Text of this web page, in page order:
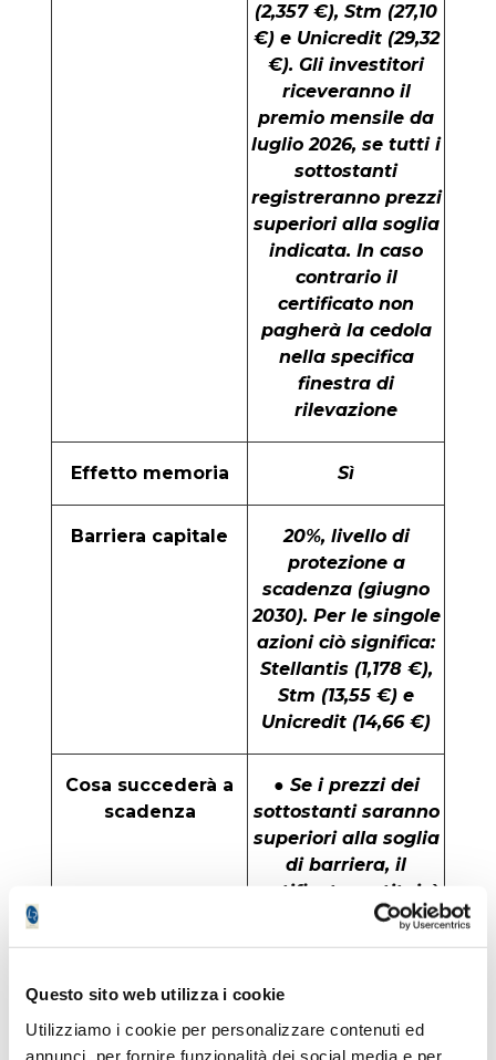
Questo sito web utilizza i cookie
Utilizziamo i cookie per personalizzare contenuti ed
annunci, per fornire funzionalità dei social media e per
(2,357 €), Stm (27,10
€) e Unicredit (29,32
€). Gli investitori
riceveranno il
premio mensile da
luglio 2026, se tutti i
sottostanti
registreranno prezzi
superiori alla soglia
indicata. In caso
contrario il
certificato non
pagherà la cedola
nella specifica
finestra di
rilevazione
Effetto memoria Sì
Barriera capitale
20%, livello di
protezione a
scadenza (giugno
2030). Per le singole
azioni ciò significa:
Stellantis (1,178 €),
Stm (13,55 €) e
Unicredit (14,66 €)
Cosa succederà a
scadenza
● Se i prezzi dei
sottostanti saranno
superiori alla soglia
di barriera, il
certificato restituirà
il valore nominale di
1.000 Eur;
● In caso contrario il
rimborso rifletterà